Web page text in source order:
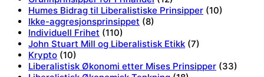
Humes Bidrag til Liberalistiske Prinsipper (10)
Ikke-aggresjonsprinsippet (8)
Individuell Frihet (110)
John Stuart Mill og Liberalistisk Etikk (7)
Krypto (10)
Liberalistisk Økonomi etter Mises Prinsipper (33)